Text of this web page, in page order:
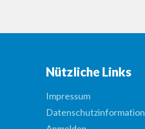
Nützliche Links
Impressum
Datenschutzinformation